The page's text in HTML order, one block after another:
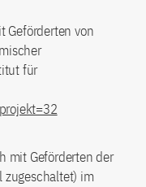
Geförderten von
für
mit Geförderten der
zugeschaltet) im